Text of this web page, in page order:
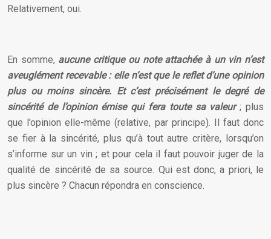
Relativement, oui.
En somme, aucune critique ou note attachée à un vin n’est
aveuglément recevable : elle n’est que le reflet d’une opinion
plus ou moins sincère. Et c’est précisément le degré de
sincérité de l’opinion émise qui fera toute sa valeur; plus
que l’opinion elle-même (relative, par principe). Il faut donc
se fier à la sincérité, plus qu’à tout autre critère, lorsqu’on
s’informe sur un vin ; et pour cela il faut pouvoir juger de la
qualité de sincérité de sa source. Qui est donc, a priori, le
plus sincère ? Chacun répondra en conscience.